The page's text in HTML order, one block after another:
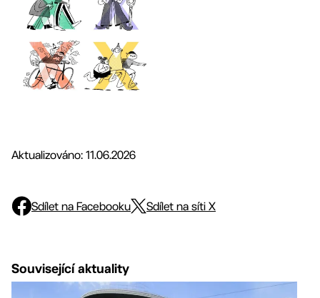
Aktualizováno: 11.06.2026
Sdílet na Facebooku Sdílet na síti X
Související aktuality